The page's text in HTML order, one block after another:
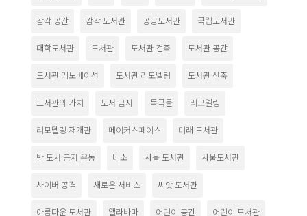
감각 공간 감각 도서관 공공도서관 국립도서관
대학도서관 도서관 도서관 건축 도서관 공간
도서관 리노베이션 도서관 리모델링 도서관 신축
도서관의 가치 도서 금지 독극물 리모델링
리모델링 재개관 메이커스페이스 미래 도서관
반 도서 금지 운동 비소 사물 도서관 사물도서관
사이버 공격 새로운 서비스 씨앗 도서관
아름다운 도서관 앨라바마 어린이 공간 어린이 도서관